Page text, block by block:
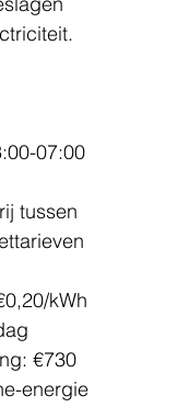
07:00
tussen
kWh
€730
energie